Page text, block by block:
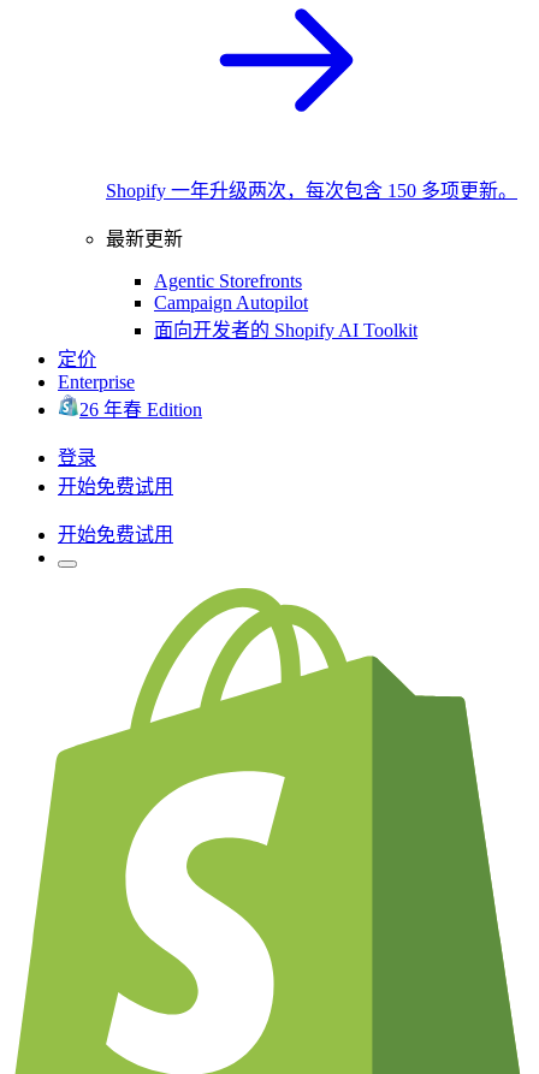
Shopify 一年升级两次，每次包含 150 多项更新。
最新更新
Agentic Storefronts
Campaign Autopilot
面向开发者的 Shopify AI Toolkit
定价
Enterprise
26 年春 Edition
登录
开始免费试用
开始免费试用